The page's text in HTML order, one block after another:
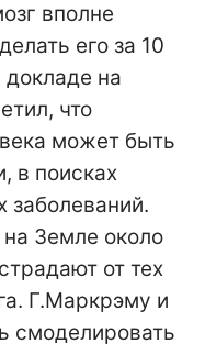
вполне
его за 10
докладе на
что
может быть
в поисках
заболеваний.
Земле около
от тех
Г.Маркрэму и
смоделировать